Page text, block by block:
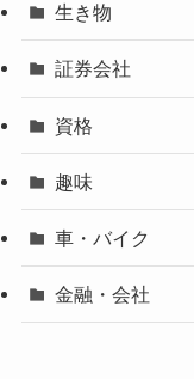
生き物
証券会社
資格
趣味
車・バイク
金融・会社